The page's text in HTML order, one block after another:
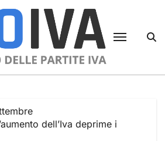
dell’Iva deprime i